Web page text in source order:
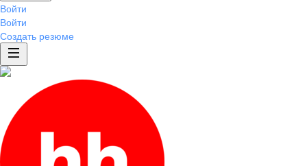
Войти
Войти
Создать резюме